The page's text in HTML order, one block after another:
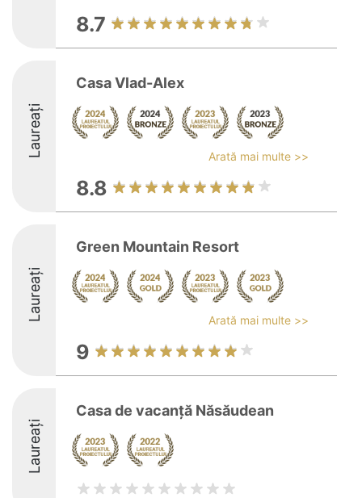
8.7
Laureați
Casa Vlad-Alex
Arată mai multe >>
8.8
Laureați
Green Mountain Resort
Arată mai multe >>
9
Laureați
Casa de vacanţă Năsăudean